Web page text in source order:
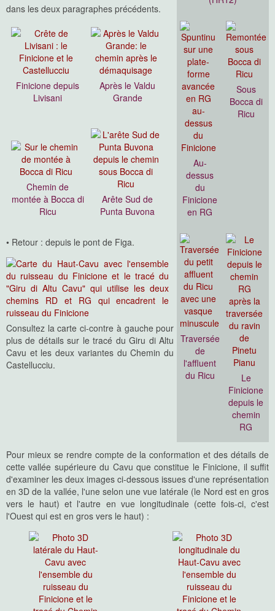
Au-
dessus
du
Finicione
en RG
Sous
Bocca di
Ricu
Traversée
de
l'affluent
du Ricu
Le
Finicione
depuis le
chemin
RG
dans les deux paragraphes précédents.
Finicione depuis
Livisani
Après le Valdu
Grande
Chemin de
montée à Bocca di
Ricu
Arête Sud de
Punta Buvona
• Retour : depuis le pont de Figa.
Consultez la carte ci-contre à gauche pour
plus de détails sur le tracé du Giru di Altu
Cavu et les deux variantes du Chemin du
Castellucciu.
Pour mieux se rendre compte de la conformation et des détails de
cette vallée supérieure du Cavu que constitue le Finicione, il suffit
d'examiner les deux images ci-dessous issues d'une représentation
en 3D de la vallée, l'une selon une vue latérale (le Nord est en gros
vers le haut) et l'autre en vue longitudinale (cette fois-ci, c'est
l'Ouest qui est en gros vers le haut) :